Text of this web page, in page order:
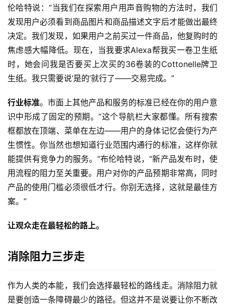
伦哈特说：“当我们在探索用户用声音购物的方法时，我们
发现用户必须看到商品图片和商品描述文字后才能做出最终
决定。我们发现，如果用户之前买过一件商品，他复购时的
焦虑感大幅降低。现在，当我要求Alexa帮我买一卷卫生纸
时，她会问我是否要买上次买的36卷装的Cottonelle牌卫
生纸。我只需要说‘是的’就行了——交易完成。”
行业标准。市面上其他产品和服务的标准已经在你的用户意
识中形成了固定的预期。“这个导航栏大家都懂。所有搜索
框都放在顶端、菜单在左边——用户的身体记忆会使行为产
生惯性。你当然也想知道行业范围内通行的标准，这样你就
能提供有竞争力的服务。”布伦哈特说，“新产品发布时，使
用流程的阻力至关重要。用户对你的产品预期非常高，同时
产品的使用门槛必须很低才行。你别无选择，这就是最佳方
案。”
让观众走在最轻松的路上。
消除阻力三步走
作为人类的本能，我们会选择最轻松的路线走。消除阻力就
是要创造一条障碍最少的路径。但这并不是说要让你不断改